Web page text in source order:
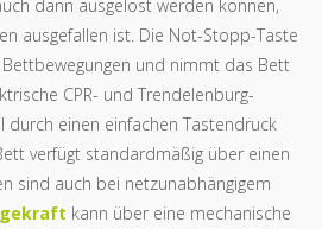
dann ausgelöst werden können,
ausgefallen ist. Die Not-Stopp-Taste
und nimmt das Bett
CPR- und Trendelenburg-
einen einfachen Tastendruck
verfügt standardmäßig über einen
sind auch bei netzunabhängigem
kann über eine mechanische